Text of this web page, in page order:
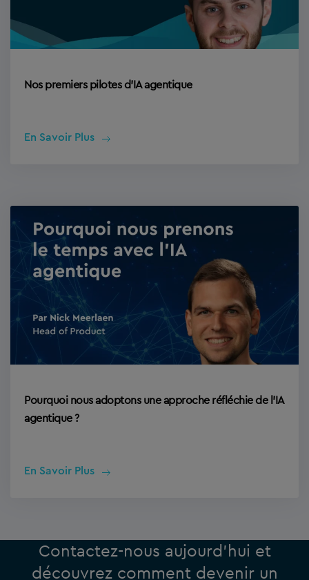
Nos premiers pilotes d’IA agentique
En Savoir Plus
Pourquoi nous adoptons une approche réfléchie de l’IA
agentique ?
En Savoir Plus
Contactez-nous aujourd’hui et
découvrez comment devenir un